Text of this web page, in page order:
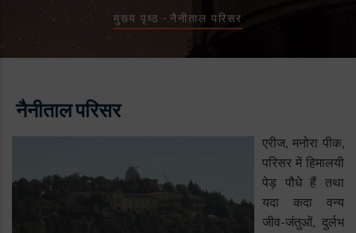
Breadcrumb
मुख्य पृष्ठ - नैनीताल परिसर
नैनीताल परिसर
एरीज, मनोरा पीक,
परिसर में हिमालयी
पेड़ पौधे हैं तथा
यदा कदा वन्य
जीव-जंतुओं, दुर्लभ